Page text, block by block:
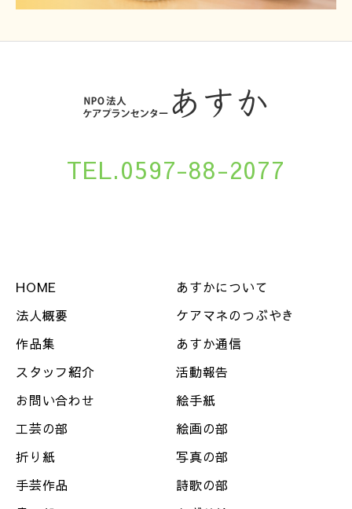
TEL.0597-88-2077
HOME
あすかについて
法人概要
ケアマネのつぶやき
作品集
あすか通信
スタッフ紹介
活動報告
お問い合わせ
絵手紙
工芸の部
絵画の部
折り紙
写真の部
手芸作品
詩歌の部